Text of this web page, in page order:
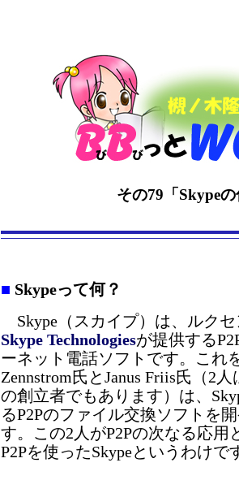
その79「Skype
■ Skypeって何？
Skype（スカイプ）は、ルク
Skype Technologiesが提供する
ーネット電話ソフトです。これ
Zennstrom氏とJanus Friis氏（2人
の創立者でもあります）は、
るP2Pのファイル交換ソフトを
す。この2人がP2Pの次なる応用
P2Pを使ったSkypeというわけで